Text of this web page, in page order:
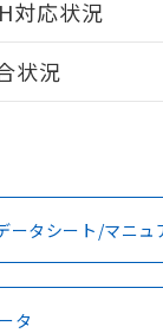
できます。
ログイン/会員登
をご利用いただく
条件
対応状況
項・凡例
事項・凡例
状況
ータシート/マニュ
タ